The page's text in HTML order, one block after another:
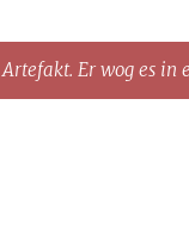
Er wog es